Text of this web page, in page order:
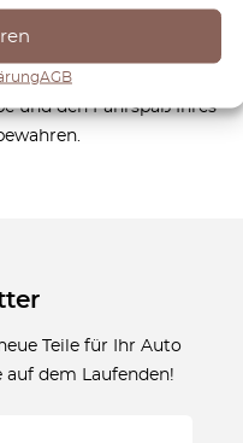
AGB
einzigartige Mischung
bleibt. Verlassen Sie
und den Fahrspaß Ihres
Teile für Ihr Auto
auf dem Laufenden!